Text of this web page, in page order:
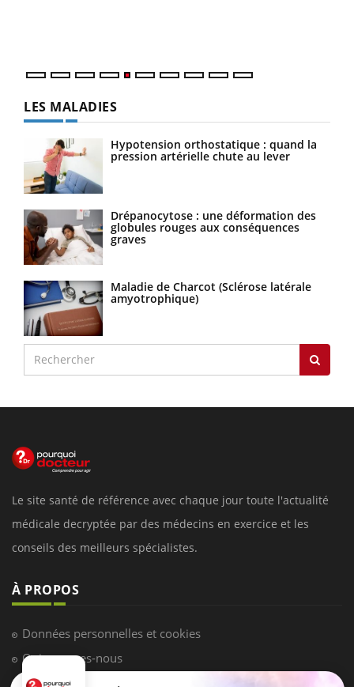
LES MALADIES
Hypotension orthostatique : quand la
pression artérielle chute au lever
Drépanocytose : une déformation des
globules rouges aux conséquences
graves
Maladie de Charcot (Sclérose latérale
amyotrophique)
Le site santé de référence avec chaque jour toute l'actualité
médicale decryptée par des médecins en exercice et les
conseils des meilleurs spécialistes.
À PROPOS
Données personnelles et cookies
Qui sommes-nous
Conditions d'utilisation